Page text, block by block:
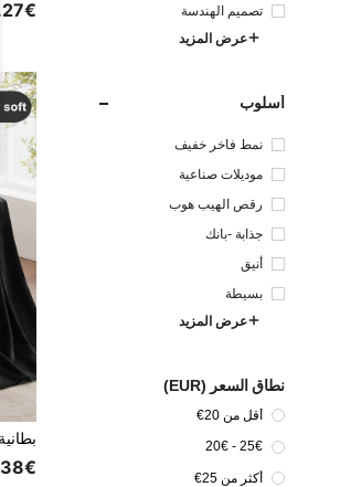
تصميم الهندسة
عرض المزيد
أسلوب
نمط فاخر خفيف
موديلات صناعية
رقص الهيب هوب
جذابة -بانك
أنيق
بسيطة
عرض المزيد
نطاق السعر (EUR)
أقل من 20€
25€ - 20€
أكثر من 25€